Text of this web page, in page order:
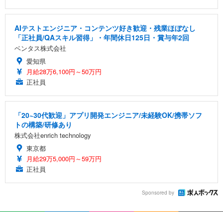
AIテストエンジニア・コンテンツ好き歓迎・残業ほぼなし
「正社員/QAスキル習得」・年間休日125日・賞与年2回
ベンタス株式会社
愛知県
月給28万6,100円～50万円
正社員
「20~30代歓迎」アプリ開発エンジニア/未経験OK/携帯ソフ
トの構築/研修あり
株式会社enrich technology
東京都
月給29万5,000円～59万円
正社員
Sponsored by